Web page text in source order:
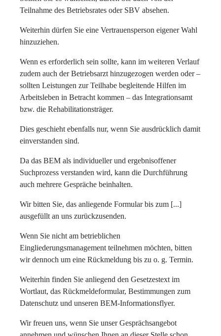
Teilnahme des Betriebsrates oder SBV absehen.
Weiterhin dürfen Sie eine Vertrauensperson eigener Wahl
hinzuziehen.
Wenn es erforderlich sein sollte, kann im weiteren Verlauf
zudem auch der Betriebsarzt hinzugezogen werden oder –
sollten Leistungen zur Teilhabe begleitende Hilfen im
Arbeitsleben in Betracht kommen – das Integrationsamt
bzw. die Rehabilitationsträger.
Dies geschieht ebenfalls nur, wenn Sie ausdrücklich damit
einverstanden sind.
Da das BEM als individueller und ergebnisoffener
Suchprozess verstanden wird, kann die Durchführung
auch mehrere Gespräche beinhalten.
Wir bitten Sie, das anliegende Formular bis zum [...]
ausgefüllt an uns zurückzusenden.
Wenn Sie nicht am betrieblichen
Eingliederungsmanagement teilnehmen möchten, bitten
wir dennoch um eine Rückmeldung bis zu o. g. Termin.
Weiterhin finden Sie anliegend den Gesetzestext im
Wortlaut, das Rückmeldeformular, Bestimmungen zum
Datenschutz und unseren BEM-Informationsflyer.
Wir freuen uns, wenn Sie unser Gesprächsangebot